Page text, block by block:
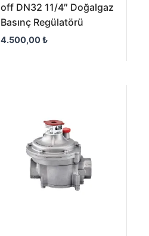
off DN32 11/4″ Doğalgaz
Basınç Regülatörü
4.500,00₺